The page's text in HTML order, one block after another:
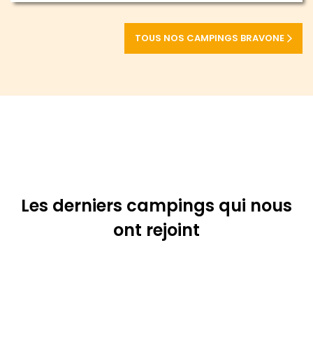
TOUS NOS CAMPINGS BRAVONE
Les derniers campings qui nous
ont rejoint